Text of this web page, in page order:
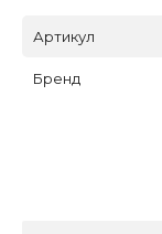
Артикул
Бренд